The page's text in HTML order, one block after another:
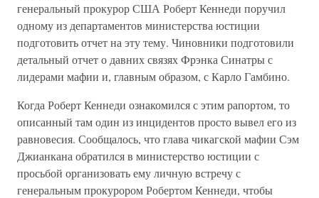
генеральный прокурор США Роберт Кеннеди поручил
одному из департаментов министерства юстиции
подготовить отчет на эту тему. Чиновники подготовили
детальный отчет о давних связях Фрэнка Синатры с
лидерами мафии и, главным образом, с Карло Гамбино.
Когда Роберт Кеннеди ознакомился с этим рапортом, то
описанный там один из инцидентов просто вывел его из
равновесия. Сообщалось, что глава чикагской мафии Сэм
Джианкана обратился в министерство юстиции с
просьбой организовать ему личную встречу с
генеральным прокурором Робертом Кеннеди, чтобы